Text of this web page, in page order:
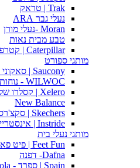
Trak | טראק
נעלי גבר ARA
Moran -נעלי מורן
טבע מבית נאות
Caterpillar | קטרפילר
מותגי ספורט
Saucony | סאקוני הליכה דינמית עם תמיכה נכונה
WILWOC - נוחות שנשארת איתך כל היום
Xelero | קסלרו שליטה ויציבות בכל צעד
New Balance
Skechers | סקצ'רס
Instride | אינסטרייד
מותגי נעלי בית
Feet Fun | פיט פאן
Dafna- דפנה
Spain | ספרד - Alberola